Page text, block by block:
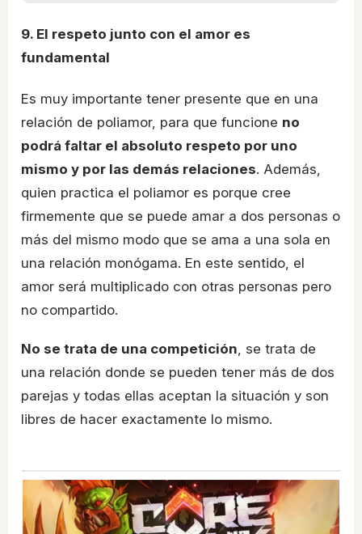
9. El respeto junto con el amor es
fundamental
Es muy importante tener presente que en una
relación de poliamor, para que funcione no
podrá faltar el absoluto respeto por uno
mismo y por las demás relaciones. Además,
quien practica el poliamor es porque cree
firmemente que se puede amar a dos personas o
más del mismo modo que se ama a una sola en
una relación monógama. En este sentido, el
amor será multiplicado con otras personas pero
no compartido.
No se trata de una competición, se trata de
una relación donde se pueden tener más de dos
parejas y todas ellas aceptan la situación y son
libres de hacer exactamente lo mismo.